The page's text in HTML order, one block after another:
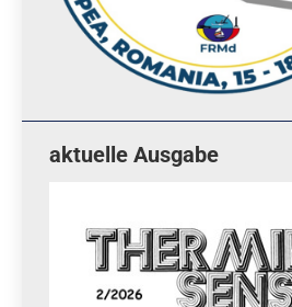
aktuelle Ausgabe